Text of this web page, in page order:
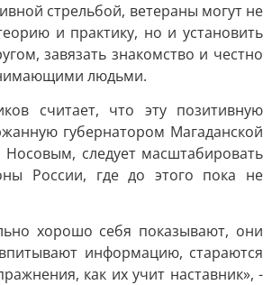
стрельбой, ветераны могут не
и практику, но и установить
завязать знакомство и честно
людьми.
считает, что эту позитивную
губернатором Магаданской
Носовым, следует масштабировать
России, где до этого пока не
хорошо себя показывают, они
информацию, стараются
как их учит наставник», -